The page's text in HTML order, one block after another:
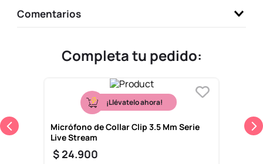
Comentarios
Completa tu pedido:
¡Llévatelo ahora!
Micrófono de Collar Clip 3.5 Mm Serie
Live Stream
$ 24.900